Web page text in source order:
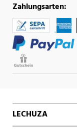
Zahlungsarten:
LECHUZA